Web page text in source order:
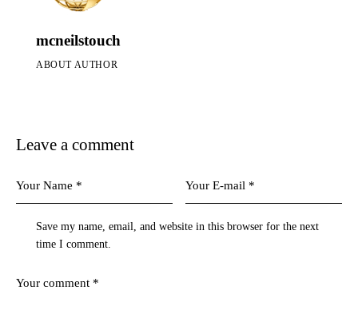
mcneilstouch
ABOUT AUTHOR
Leave a comment
Save my name, email, and website in this browser for the next
time I comment.